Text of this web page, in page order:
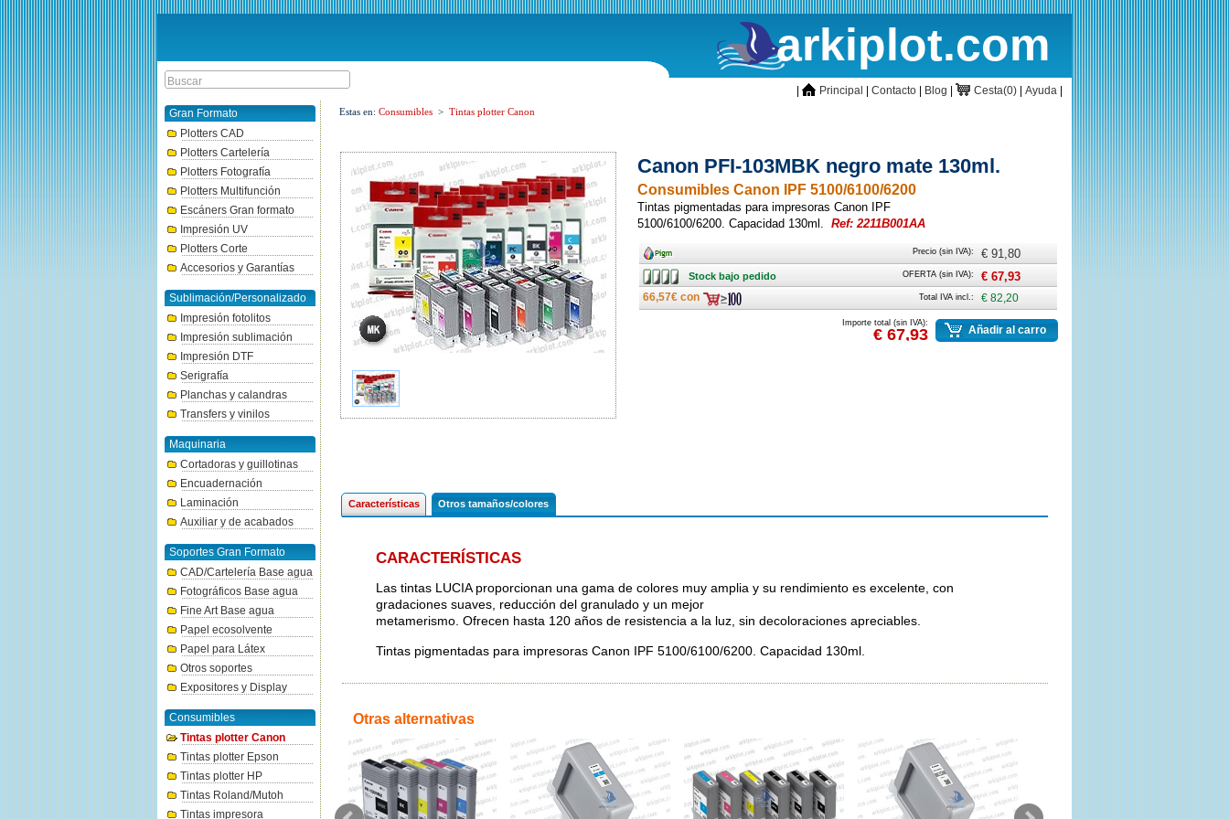
arkiplot.com
inicioPrincipal Contacto Blog CestaCesta(0) Ayuda
Gran Formato
Plotters CAD
Plotters Cartelería
Plotters Fotografía
Plotters Multifunción
Escáners Gran formato
Impresión UV
Plotters Corte
Accesorios y Garantías
Sublimación/Personalizado
Impresión fotolitos
Impresión sublimación
Impresión DTF
Serigrafía
Planchas y calandras
Transfers y vinilos
Maquinaria
Cortadoras y guillotinas
Encuadernación
Laminación
Auxiliar y de acabados
Soportes Gran Formato
CAD/Cartelería Base agua
Fotográficos Base agua
Fine Art Base agua
Papel ecosolvente
Papel para Látex
Otros soportes
Expositores y Display
Consumibles
Tintas plotter Canon
Tintas plotter Epson
Tintas plotter HP
Tintas Roland/Mutoh
Tintas impresora
Estas en: Consumibles > Tintas plotter Canon
Canon PFI-103MBK negro mate 130ml.
Consumibles Canon IPF 5100/6100/6200
Tintas pigmentadas para impresoras Canon IPF
5100/6100/6200. Capacidad 130ml. Ref: 2211B001AA
Ancho Precio (sin IVA): € 91,80
Stock
bajo
pedido
Stock bajo pedido OFERTA (sin IVA): € 67,93
66,57€ con Total IVA incl.: € 82,20
Importe total (sin IVA):
€ 67,93 Añadir al carro
Características Otros tamaños/colores
CARACTERÍSTICAS
Las tintas LUCIA proporcionan una gama de colores muy amplia y su rendimiento es excelente, con
gradaciones suaves, reducción del granulado y un mejor
metamerismo. Ofrecen hasta 120 años de resistencia a la luz, sin decoloraciones apreciables.
Tintas pigmentadas para impresoras Canon IPF 5100/6100/6200. Capacidad 130ml.
Otras alternativas